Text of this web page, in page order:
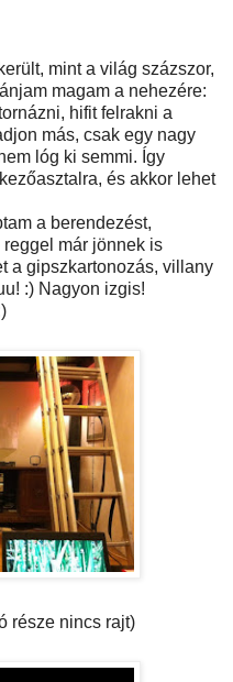
mint a világ százszor,
magam a nehezére:
hifit felrakni a
más, csak egy nagy
lóg ki semmi. Így
és akkor lehet
a berendezést,
már jönnek is
a gipszkartonozás, villany
:) Nagyon izgis!
része nincs rajt)